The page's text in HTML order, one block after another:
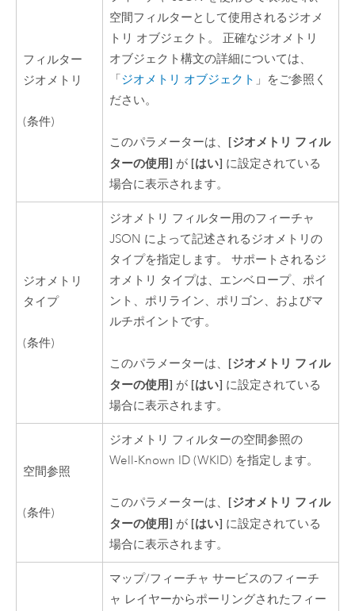
フィルター
ジオメトリ
(条件)
空間フィルターとして使用されるジオメ
トリ オブジェクト。 正確なジオメトリ
オブジェクト構文の詳細については、
「ジオメトリ オブジェクト 」をご参照く
ださい。
このパラメーターは、 [ジオメトリ フィル
ターの使用] が [はい] に設定されている
場合に表示されます。
ジオメトリ
タイプ
(条件)
ジオメトリ フィルター用のフィーチャ
JSON によって記述されるジオメトリの
タイプを指定します。 サポートされるジ
オメトリ タイプは、エンベロープ、ポイ
ント、ポリライン、ポリゴン、およびマ
ルチポイントです。
このパラメーターは、 [ジオメトリ フィル
ターの使用] が [はい] に設定されている
場合に表示されます。
空間参照
(条件)
ジオメトリ フィルターの空間参照の
Well-Known ID (WKID) を指定します。
このパラメーターは、 [ジオメトリ フィル
ターの使用] が [はい] に設定されている
場合に表示されます。
マップ/フィーチャ サービスのフィーチ
ャ レイヤーからポーリングされたフィー